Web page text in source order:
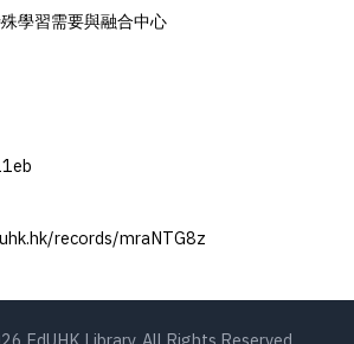
學習需要與融合中心
records/mraNTG8z